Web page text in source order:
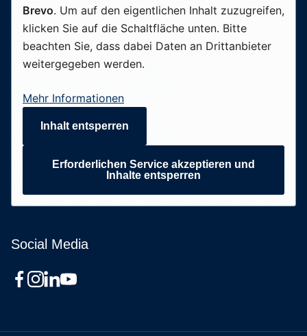
Brevo. Um auf den eigentlichen Inhalt zuzugreifen,
klicken Sie auf die Schaltfläche unten. Bitte
beachten Sie, dass dabei Daten an Drittanbieter
weitergegeben werden.
Mehr Informationen
Inhalt entsperren
Erforderlichen Service akzeptieren und
Inhalte entsperren
Social Media